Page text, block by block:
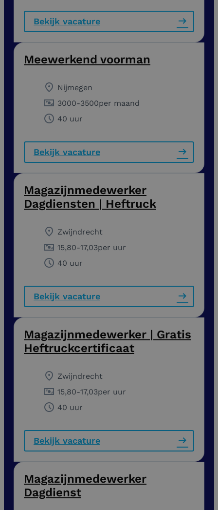
Bekijk vacature
Meewerkend voorman
Nijmegen
3000-3500per maand
40 uur
Bekijk vacature
Magazijnmedewerker
Dagdiensten | Heftruck
Zwijndrecht
15,80-17,03per uur
40 uur
Bekijk vacature
Magazijnmedewerker | Gratis
Heftruckcertificaat
Zwijndrecht
15,80-17,03per uur
40 uur
Bekijk vacature
Magazijnmedewerker
Dagdienst